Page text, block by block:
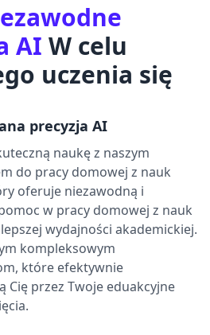
AI W celu
uczenia się
precyzja AI
naukę z naszym
do pracy domowej z nauk
oferuje niezawodną i
w pracy domowej z nauk
lepszej wydajności akademickiej.
kompleksowym
które efektywnie
Cię przez Twoje eduakcyjne